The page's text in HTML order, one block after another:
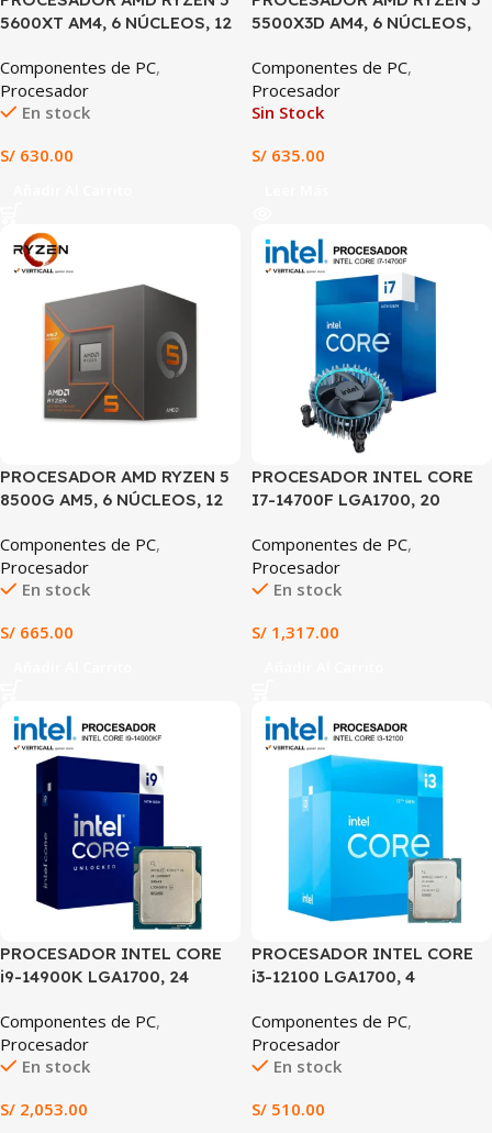
5600XT AM4, 6 NÚCLEOS, 12
CACHE 35MB
Componentes de PC,
Procesador
En stock
S/ 630.00
5500X3D AM4, 6 NÚCLEOS,
V-CACHE
Componentes de PC,
Procesador
Sin Stock
S/ 635.00
PROCESADOR AMD RYZEN 5
8500G AM5, 6 NÚCLEOS, 12
RADEON 740M
Componentes de PC,
Procesador
En stock
S/ 665.00
PROCESADOR INTEL CORE
I7-14700F LGA1700, 20
HILOS, HASTA 5.4GHz,
CACHE 61MB
Componentes de PC,
Procesador
En stock
S/ 1,317.00
PROCESADOR INTEL CORE
i9-14900K LGA1700, 24
HILOS, HASTA 6.0GHz,
CACHE 36MB,
DESBLOQUEADO PARA
Componentes de PC,
Procesador
En stock
S/ 2,053.00
PROCESADOR INTEL CORE
i3-12100 LGA1700, 4
4.3GHz, CACHE 12MB, ALTO
RENDIMIENTO PARA
OFIMÁTICA Y GAMING
Componentes de PC,
Procesador
En stock
S/ 510.00